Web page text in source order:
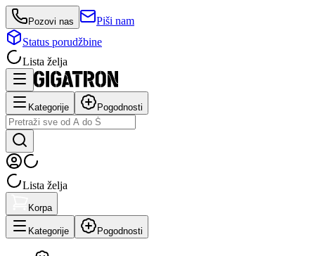
Pozovi nas
Piši nam
Status porudžbine
Lista želja
Kategorije Pogodnosti
Lista želja
Korpa
Kategorije Pogodnosti